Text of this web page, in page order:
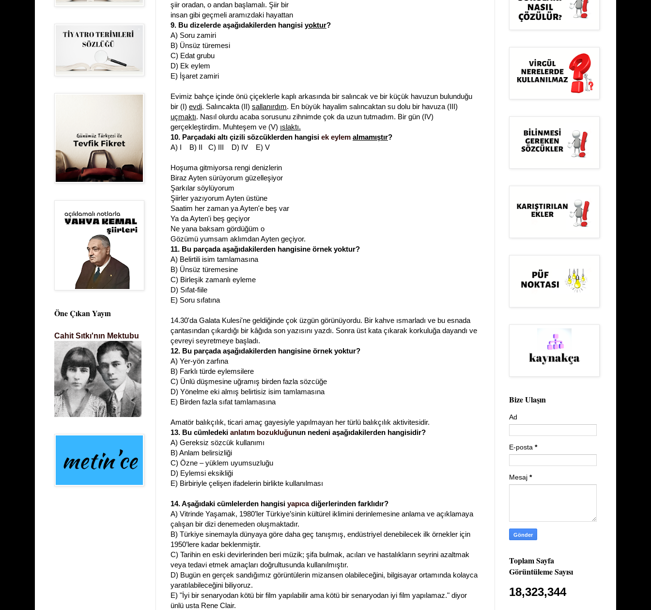
şiir oradan, o andan başlamalı. Şiir bir
insan gibi geçmeli aramızdaki hayattan
9. Bu dizelerde aşağıdakilerden hangisi yoktur?
A) Soru zamiri
B) Ünsüz türemesi
C) Edat grubu
D) Ek eylem
E) İşaret zamiri
Evimiz bahçe içinde önü çiçeklerle kaplı arkasında bir salıncak ve bir küçük havuzun bulunduğu
bir (I) evdi. Salıncakta (II) sallanırdım. En büyük hayalim salıncaktan su dolu bir havuza (III)
uçmaktı. Nasıl olurdu acaba sorusunu zihnimde çok da uzun tutmadım. Bir gün (IV)
gerçekleştirdim. Muhteşem ve (V) ıslaktı.
10. Parçadaki altı çizili sözcüklerden hangisi ek eylem almamıştır?
A) I B) II C) III D) IV E) V
Hoşuma gitmiyorsa rengi denizlerin
Biraz Ayten sürüyorum güzelleşiyor
Şarkılar söylüyorum
Şiirler yazıyorum Ayten üstüne
Saatim her zaman ya Ayten'e beş var
Ya da Ayten'i beş geçiyor
Ne yana baksam gördüğüm o
Gözümü yumsam aklımdan Ayten geçiyor.
11. Bu parçada aşağıdakilerden hangisine örnek yoktur?
A) Belirtili isim tamlamasına
B) Ünsüz türemesine
C) Birleşik zamanlı eyleme
D) Sıfat-fiile
E) Soru sıfatına
14.30'da Galata Kulesi'ne geldiğinde çok üzgün görünüyordu. Bir kahve ısmarladı ve bu esnada
çantasından çıkardığı bir kâğıda son yazısını yazdı. Sonra üst kata çıkarak korkuluğa dayandı ve
çevreyi seyretmeye başladı.
12. Bu parçada aşağıdakilerden hangisine örnek yoktur?
A) Yer-yön zarfına
B) Farklı türde eylemsilere
C) Ünlü düşmesine uğramış birden fazla sözcüğe
D) Yönelme eki almış belirtisiz isim tamlamasına
E) Birden fazla sıfat tamlamasına
Amatör balıkçılık, ticari amaç gayesiyle yapılmayan her türlü balıkçılık aktivitesidir.
13. Bu cümledeki anlatım bozukluğunun nedeni aşağıdakilerden hangisidir?
A) Gereksiz sözcük kullanımı
B) Anlam belirsizliği
C) Özne – yüklem uyumsuzluğu
D) Eylemsi eksikliği
E) Birbiriyle çelişen ifadelerin birlikte kullanılması
14. Aşağıdaki cümlelerden hangisi yapıcadiğerlerinden farklıdır?
A) Vitrinde Yaşamak, 1980’ler Türkiye’sinin kültürel iklimini derinlemesine anlama ve açıklamaya
çalışan bir dizi denemeden oluşmaktadır.
B) Türkiye sinemayla dünyaya göre daha geç tanışmış, endüstriyel denebilecek ilk örnekler için
1950’lere kadar beklenmiştir.
C) Tarihin en eski devirlerinden beri müzik; şifa bulmak, acıları ve hastalıkların seyrini azaltmak
veya tedavi etmek amaçları doğrultusunda kullanılmıştır.
D) Bugün en gerçek sandığımız görüntülerin mizansen olabileceğini, bilgisayar ortamında kolayca
yaratılabileceğini biliyoruz.
E) "İyi bir senaryodan kötü bir film yapılabilir ama kötü bir senaryodan iyi film yapılamaz." diyor
ünlü usta Rene Clair.
Öne Çıkan Yayın
Cahit Sıtkı'nın Mektubu
Bize Ulaşın
Ad
E-posta *
Mesaj *
Toplam Sayfa
Görüntüleme Sayısı
18,323,344